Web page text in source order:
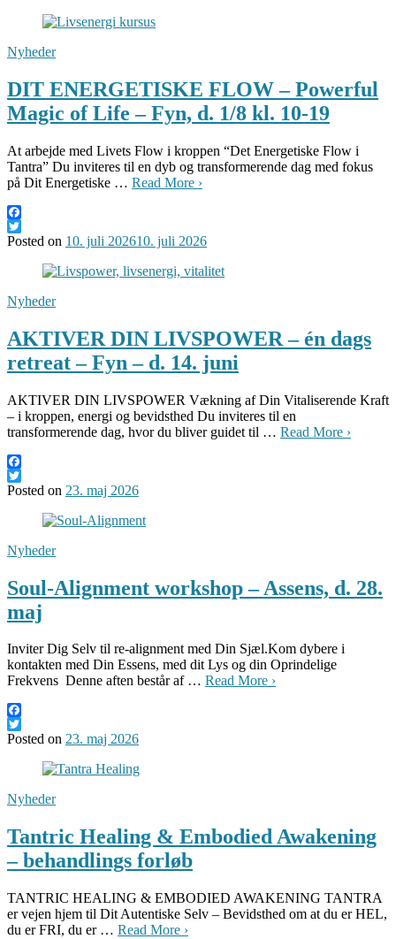
Nyheder
DIT ENERGETISKE FLOW – Powerful
Magic of Life – Fyn, d. 1/8 kl. 10-19
At arbejde med Livets Flow i kroppen “Det Energetiske Flow i
Tantra” Du inviteres til en dyb og transformerende dag med fokus
på Dit Energetiske … Read More ›
Facebook
Twitter
Posted on 10. juli 202610. juli 2026
Nyheder
AKTIVER DIN LIVSPOWER – én dags
retreat – Fyn – d. 14. juni
AKTIVER DIN LIVSPOWER Vækning af Din Vitaliserende Kraft
– i kroppen, energi og bevidsthed Du inviteres til en
transformerende dag, hvor du bliver guidet til … Read More ›
Facebook
Twitter
Posted on 23. maj 2026
Nyheder
Soul-Alignment workshop – Assens, d. 28.
maj
Inviter Dig Selv til re-alignment med Din Sjæl.Kom dybere i
kontakten med Din Essens, med dit Lys og din Oprindelige
Frekvens Denne aften består af … Read More ›
Facebook
Twitter
Posted on 23. maj 2026
Nyheder
Tantric Healing & Embodied Awakening
– behandlings forløb
TANTRIC HEALING & EMBODIED AWAKENING TANTRA
er vejen hjem til Dit Autentiske Selv – Bevidsthed om at du er HEL,
du er FRI, du er … Read More ›